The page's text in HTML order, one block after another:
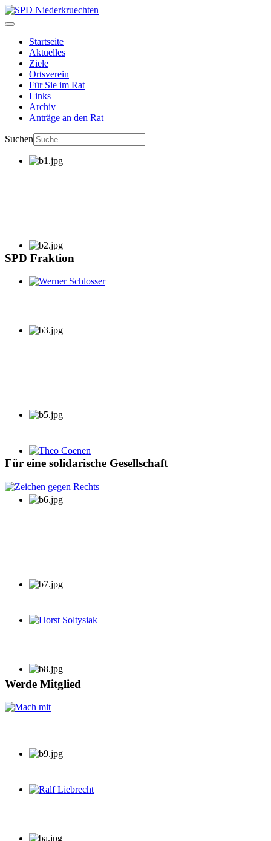
Startseite
Aktuelles
Ziele
Ortsverein
Für Sie im Rat
Links
Archiv
Anträge an den Rat
Suchen
SPD Fraktion
Theo Coenen
Für eine solidarische Gesellschaft
Werde Mitglied